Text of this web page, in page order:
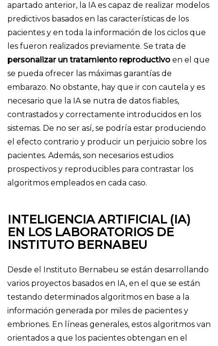
apartado anterior, la IA es capaz de realizar modelos
predictivos basados en las características de los
pacientes y en toda la información de los ciclos que
les fueron realizados previamente. Se trata de
personalizar un tratamiento reproductivo en el que
se pueda ofrecer las máximas garantías de
embarazo. No obstante, hay que ir con cautela y es
necesario que la IA se nutra de datos fiables,
contrastados y correctamente introducidos en los
sistemas. De no ser así, se podría estar produciendo
el efecto contrario y producir un perjuicio sobre los
pacientes. Además, son necesarios estudios
prospectivos y reproducibles para contrastar los
algoritmos empleados en cada caso.
INTELIGENCIA ARTIFICIAL (IA)
EN LOS LABORATORIOS DE
INSTITUTO BERNABEU
Desde el Instituto Bernabeu se están desarrollando
varios proyectos basados en IA, en el que se están
testando determinados algoritmos en base a la
información generada por miles de pacientes y
embriones. En líneas generales, estos algoritmos van
orientados a que los pacientes obtengan en el